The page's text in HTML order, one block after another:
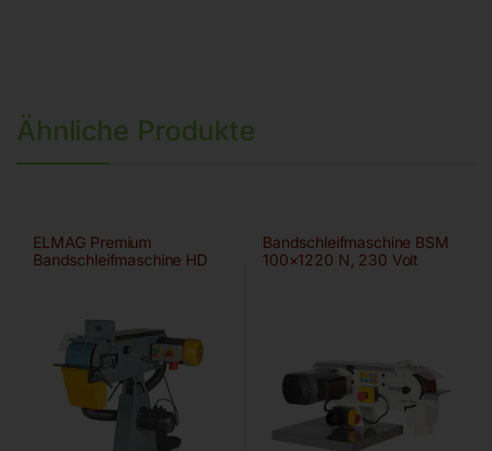
Ähnliche Produkte
ELMAG Premium
Bandschleifmaschine HD
Bandschleifmaschine BSM
100×1220 N, 230 Volt